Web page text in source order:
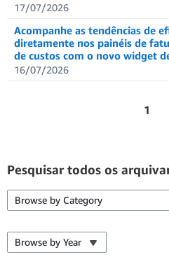
17/07/2026
Acompanhe as tendências de
diretamente nos painéis de
de custos com o novo widget
16/07/2026
1
Pesquisar todos os
Browse by Category
Browse by Year